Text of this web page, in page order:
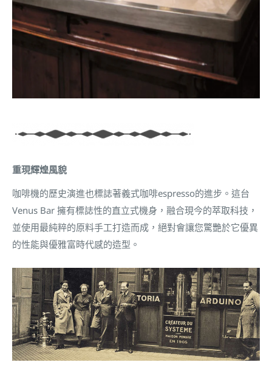
重現輝煌風貌
咖啡機的歷史演進也標誌著義式咖啡espresso的進步。這台
Venus Bar 擁有標誌性的直立式機身，融合現今的萃取科技，
並使用最純粹的原料手工打造而成，絕對會讓您驚艷於它優異
的性能與優雅富時代感的造型。